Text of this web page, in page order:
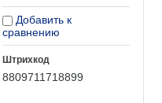
Добавить к
сравнению
Штрихкод
8809711718899